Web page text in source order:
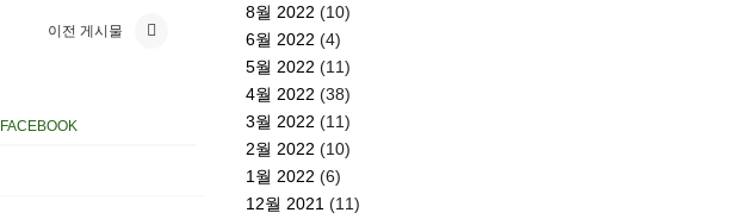
이전 게시물
FACEBOOK
8월 2022 (10)
6월 2022 (4)
5월 2022 (11)
4월 2022 (38)
3월 2022 (11)
2월 2022 (10)
1월 2022 (6)
12월 2021 (11)